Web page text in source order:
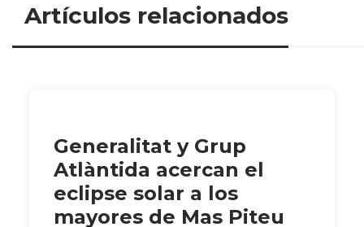
Artículos relacionados
Generalitat y Grup
Atlàntida acercan el
eclipse solar a los
mayores de Mas Piteu